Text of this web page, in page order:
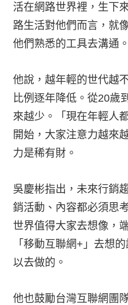
活在網路世界裡，生下
路生活對他們而言，就
他們熟悉的工具去溝通。
他說，越年輕的世代越
比例逐年降低。從20歲
來越少。「現在年輕人
開始，大家注意力越來
力是稀有財。
吳慶彬指出，未來行銷
銷活動、內容都必須思
世界值得大家去想像，
「移動互聯網+」去想
以去做的。
他也鼓勵台灣互聯網團